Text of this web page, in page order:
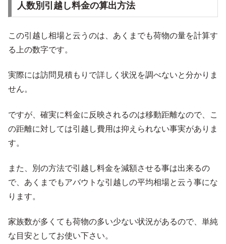
人数別引越し料金の算出方法
この引越し相場と云うのは、あくまでも荷物の量を計算す
る上の数字です。
実際には訪問見積もりで詳しく状況を調べないと分かりま
せん。
ですが、確実に料金に反映されるのは移動距離なので、こ
の距離に対しては引越し費用は抑えられない事実がありま
す。
また、別の方法で引越し料金を減額させる事は出来るの
で、あくまでもアバウトな引越しの平均相場と云う事にな
ります。
家族数が多くても荷物の多い少ない状況があるので、単純
な目安としてお使い下さい。